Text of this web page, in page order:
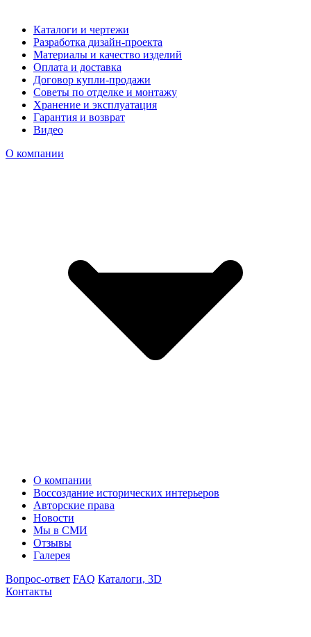
Каталоги и чертежи
Разработка дизайн-проекта
Материалы и качество изделий
Оплата и доставка
Договор купли-продажи
Советы по отделке и монтажу
Хранение и эксплуатация
Гарантия и возврат
Видео
О компании
О компании
Воссоздание исторических интерьеров
Авторские права
Новости
Мы в СМИ
Отзывы
Галерея
Вопрос-ответ FAQ Каталоги, 3D
Контакты